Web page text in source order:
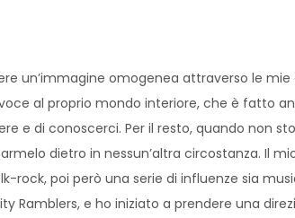
un’immagine omogenea attraverso le
al proprio mondo interiore, che è fatto
e di conoscerci. Per il resto, quando non
dietro in nessun’altra circostanza. Il
rock, poi però una serie di influenze sia
Ramblers, e ho iniziato a prendere una